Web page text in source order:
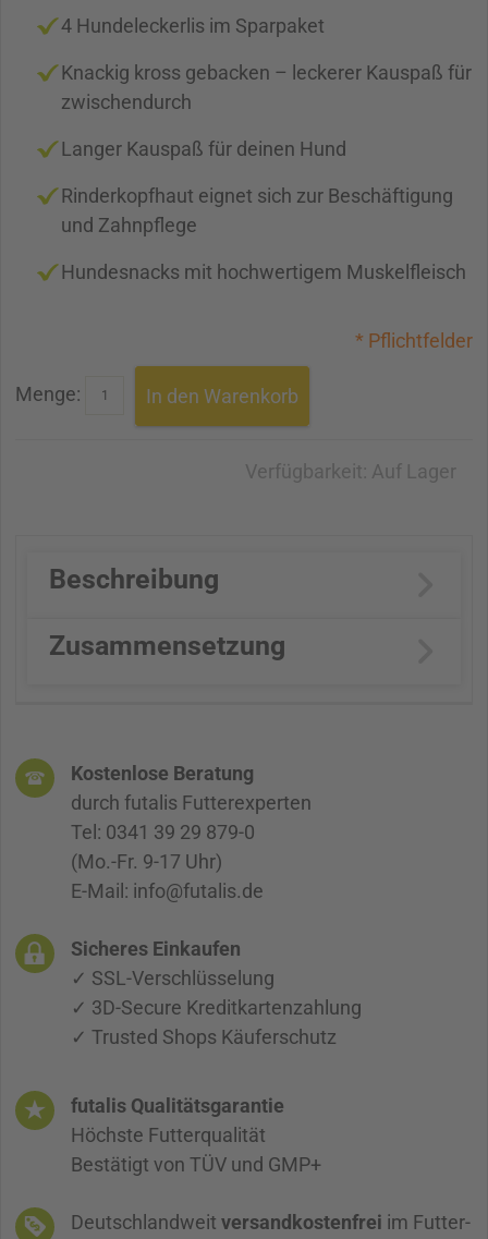
4 Hundeleckerlis im Sparpaket
Knackig kross gebacken – leckerer Kauspaß für
zwischendurch
Langer Kauspaß für deinen Hund
Rinderkopfhaut eignet sich zur Beschäftigung
und Zahnpflege
Hundesnacks mit hochwertigem Muskelfleisch
* Pflichtfelder
Menge: In den Warenkorb
Verfügbarkeit: Auf Lager
Beschreibung
Zusammensetzung
Kostenlose Beratung
durch futalis Futterexperten
Tel: 0341 39 29 879-0
(Mo.-Fr. 9-17 Uhr)
E-Mail: info@futalis.de
Sicheres Einkaufen
✓ SSL-Verschlüsselung
✓ 3D-Secure Kreditkartenzahlung
✓ Trusted Shops Käuferschutz
futalis Qualitätsgarantie
Höchste Futterqualität
Bestätigt von TÜV und GMP+
Deutschlandweitversandkostenfrei im Futter-